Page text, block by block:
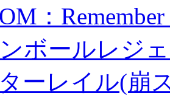
：
ボールレジ
ーレイル(崩